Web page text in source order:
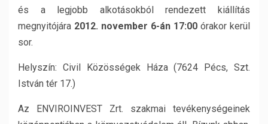
és a legjobb alkotásokból rendezett kiállítás
megnyitójára 2012. november 6-án 17:00 órakor kerül
sor.
Helyszín: Civil Közösségek Háza (7624 Pécs, Szt.
István tér 17.)
Az ENVIROINVEST Zrt. szakmai tevékenységeinek